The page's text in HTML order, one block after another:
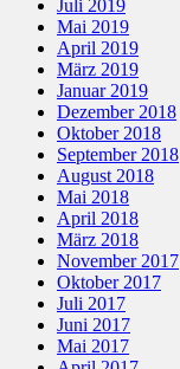
Juli 2019
Mai 2019
April 2019
März 2019
Januar 2019
Dezember 2018
Oktober 2018
September 2018
August 2018
Mai 2018
April 2018
März 2018
November 2017
Oktober 2017
Juli 2017
Juni 2017
Mai 2017